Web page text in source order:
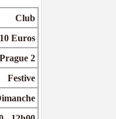
Club
Euros
Prague 2
Festive